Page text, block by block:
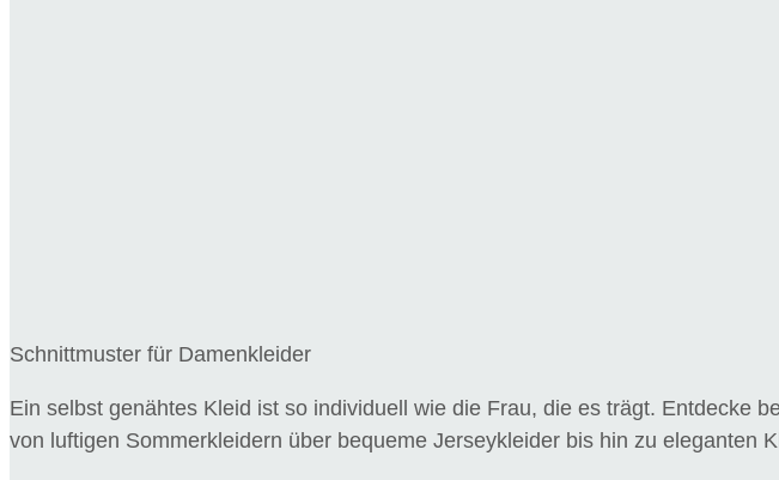
Schnittmuster für Damenkleider
Ein selbst genähtes Kleid ist so individuell wie die Frau, die es trägt. Entdecke
von luftigen Sommerkleidern über bequeme Jerseykleider bis hin zu eleganten